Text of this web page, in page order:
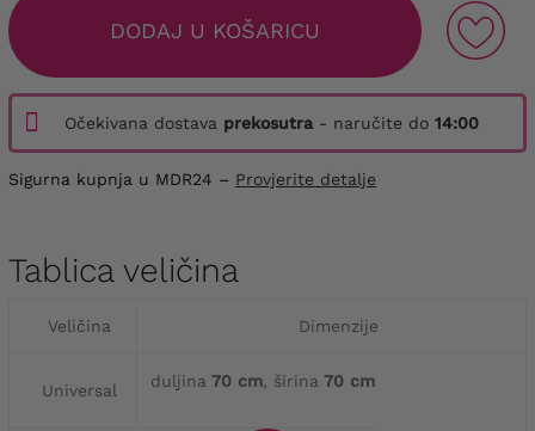
DODAJ U KOŠARICU
Očekivana dostava prekosutra - naručite do 14:00
Sigurna kupnja u MDR24 – Provjerite detalje
Tablica veličina
Veličina Dimenzije
Universal duljina 70 cm, širina 70 cm